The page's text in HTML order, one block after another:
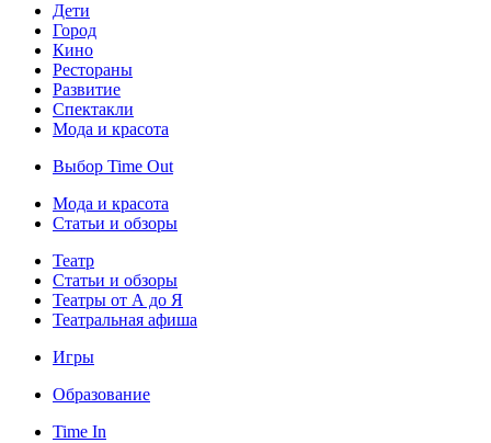
Дети
Город
Кино
Рестораны
Развитие
Спектакли
Мода и красота
Выбор Time Out
Мода и красота
Статьи и обзоры
Театр
Статьи и обзоры
Театры от А до Я
Театральная афиша
Игры
Образование
Time In